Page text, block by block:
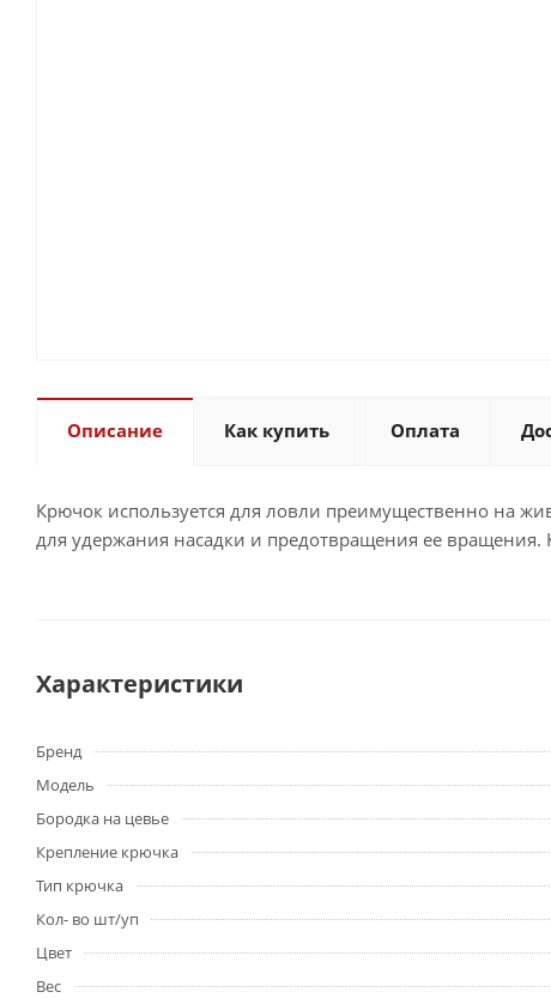
Описание Как купить Оплата
Крючок используется для ловли преимущественно на
для удержания насадки и предотвращения ее
Характеристики
Бренд
Модель
Бородка на цевье
Крепление крючка
Тип крючка
Кол- во шт/уп
Цвет
Вес